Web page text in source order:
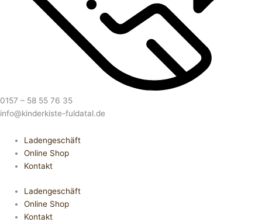
0157 – 58 55 76 35
info@kinderkiste-fuldatal.de
Ladengeschäft
Online Shop
Kontakt
Ladengeschäft
Online Shop
Kontakt